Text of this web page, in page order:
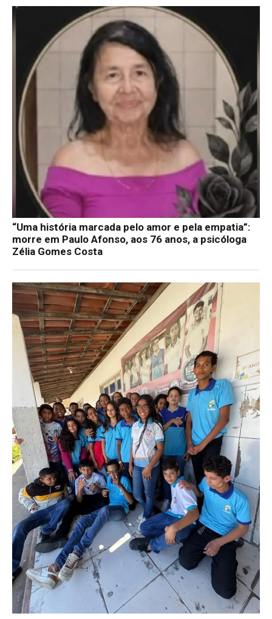
“Uma história marcada pelo amor e pela empatia”:
morre em Paulo Afonso, aos 76 anos, a psicóloga
Zélia Gomes Costa